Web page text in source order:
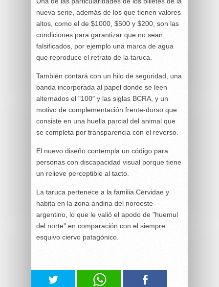
nueva serie, además de los que tienen valores
altos, como el de $1000, $500 y $200, son las
condiciones para garantizar que no sean
falsificados, por ejemplo una marca de agua
que reproduce el retrato de la taruca.
También contará con un hilo de seguridad, una
banda incorporada al papel donde se leen
alternados el "100″ y las siglas BCRA, y un
motivo de complementación frente-dorso que
consiste en una huella parcial del animal que
se completa por transparencia con el reverso.
El nuevo diseño contempla un código para
personas con discapacidad visual porque tiene
un relieve perceptible al tacto.
La taruca pertenece a la familia Cervidae y
habita en la zona andina del noroeste
argentino, lo que le valió el apodo de "huemul
del norte" en comparación con el siempre
esquivo ciervo patagónico.